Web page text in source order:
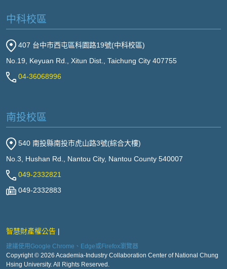
中科校區
407 台中市西屯區科園路19號(中科校區)
No.19, Keyuan Rd., Xitun Dist., Taichung City 407755
04-36068996
南投校區
540 南投縣南投市虎山路3號(綜合大樓)
No.3, Hushan Rd., Nantou City, Nantou County 540007
049-2332821
049-2332883
智慧財產權公告
建議使用Google Chrome、Edge或Firefox瀏覽器
Copyright © 2026 Academia-Industry Collaboration Center of National Chung
Hsing University. All Rights Reserved.